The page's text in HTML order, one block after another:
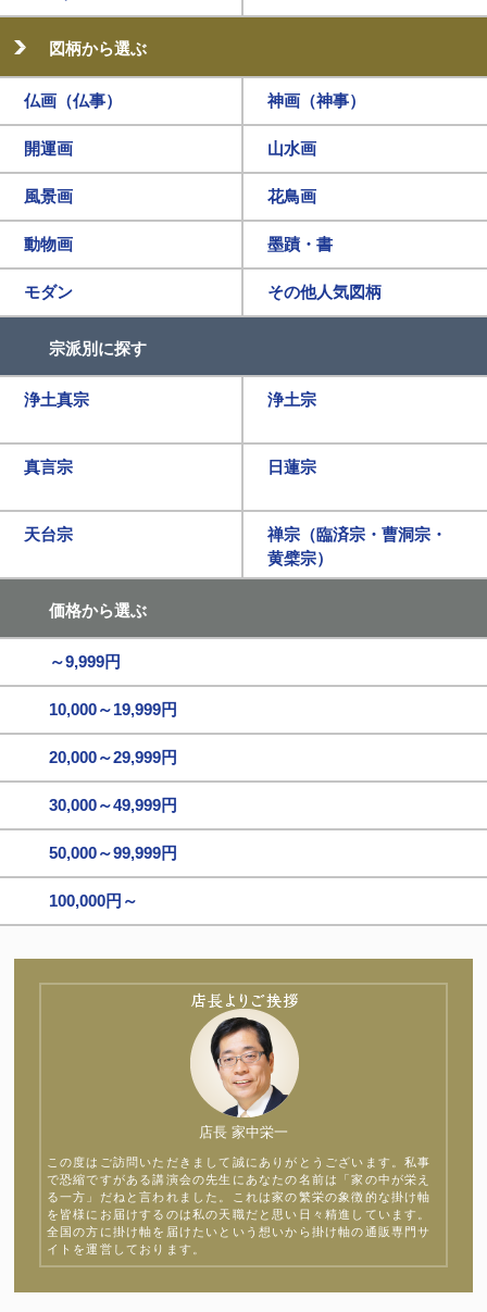
図柄から選ぶ
仏画（仏事） 神画（神事）
開運画 山水画
風景画 花鳥画
動物画 墨蹟・書
モダン その他人気図柄
宗派別に探す
浄土真宗 浄土宗
真言宗 日蓮宗
天台宗
禅宗（臨済宗・曹洞宗・
黄檗宗）
価格から選ぶ
～9,999円
10,000～19,999円
20,000～29,999円
30,000～49,999円
50,000～99,999円
100,000円～
店長 家中栄一
この度はご訪問いただきまして誠にありがとうございます。私事
で恐縮ですがある講演会の先生にあなたの名前は「家の中が栄え
る一方」だねと言われました。これは家の繁栄の象徴的な掛け軸
を皆様にお届けするのは私の天職だと思い日々精進しています。
全国の方に掛け軸を届けたいという想いから掛け軸の通販専門サ
イトを運営しております。